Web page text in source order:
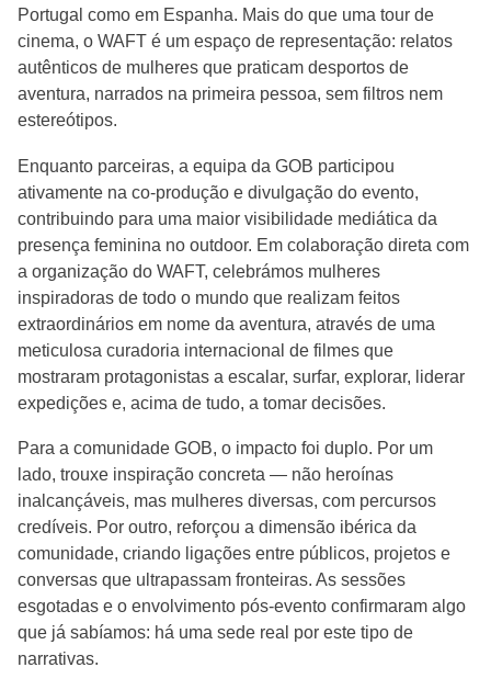
Portugal como em Espanha. Mais do que uma tour de
cinema, o WAFT é um espaço de representação: relatos
autênticos de mulheres que praticam desportos de
aventura, narrados na primeira pessoa, sem filtros nem
estereótipos.
Enquanto parceiras, a equipa da GOB participou
ativamente na co-produção e divulgação do evento,
contribuindo para uma maior visibilidade mediática da
presença feminina no outdoor. Em colaboração direta com
a organização do WAFT, celebrámos mulheres
inspiradoras de todo o mundo que realizam feitos
extraordinários em nome da aventura, através de uma
meticulosa curadoria internacional de filmes que
mostraram protagonistas a escalar, surfar, explorar, liderar
expedições e, acima de tudo, a tomar decisões.
Para a comunidade GOB, o impacto foi duplo. Por um
lado, trouxe inspiração concreta — não heroínas
inalcançáveis, mas mulheres diversas, com percursos
credíveis. Por outro, reforçou a dimensão ibérica da
comunidade, criando ligações entre públicos, projetos e
conversas que ultrapassam fronteiras. As sessões
esgotadas e o envolvimento pós-evento confirmaram algo
que já sabíamos: há uma sede real por este tipo de
narrativas.